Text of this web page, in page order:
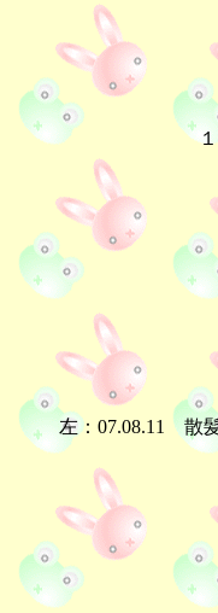
左：07.08.11 散